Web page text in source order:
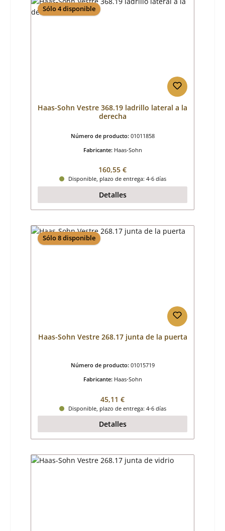
Sólo 4 disponible
Haas-Sohn Vestre 368.19 ladrillo lateral a la
derecha
Número de producto: 01011858
Fabricante: Haas-Sohn
Precio normal:
160,55 €
Disponible, plazo de entrega: 4-6 días
Detalles
Sólo 8 disponible
Haas-Sohn Vestre 268.17 junta de la puerta
Número de producto: 01015719
Fabricante: Haas-Sohn
Precio normal:
45,11 €
Disponible, plazo de entrega: 4-6 días
Detalles